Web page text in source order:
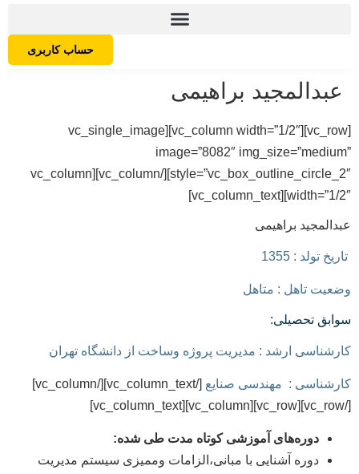
حساب کاربری
عبدالمجید براهیمی
[vc_row][vc_column width=”1/2″][vc_single_image
image=”8082″ img_size=”medium”
style=”vc_box_outline_circle_2″][/vc_column][vc_column
width=”1/2″][vc_column_text]
عبدالمجید براهیمی
تاریخ تولد : 1355
وضعیت تاهل : متاهل
سوابق تحصیلی:
کارشناسی ارشد : مدیریت پروژه وساخت از دانشگاه تهران
کارشناسی : مهندسی صنایع
[/vc_column_text][/vc_column]
[/vc_row][vc_row][vc_column][vc_column_text]
دوره‌های آموزشی کوتاه مدت طی شده:
دوره آشنایی با مبانی،الزامات وممیزی سیستم مدیریت